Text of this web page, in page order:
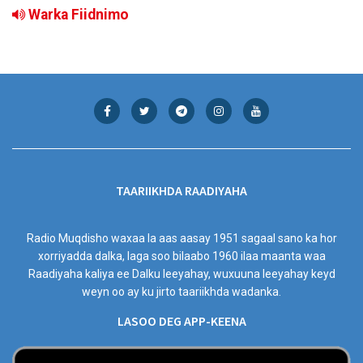
Warka Fiidnimo
TAARIIKHDA RAADIYAHA
Radio Muqdisho waxaa la aas aasay 1951 sagaal sano ka hor
xorriyadda dalka, laga soo bilaabo 1960 ilaa maanta waa
Raadiyaha kaliya ee Dalku leeyahay, wuxuuna leeyahay keyd
weyn oo ay ku jirto taariikhda wadanka.
LASOO DEG APP-KEENA